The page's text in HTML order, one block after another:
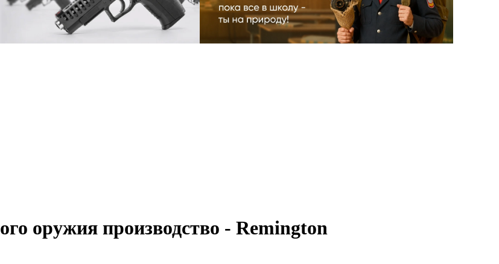
оружия производство - Remington